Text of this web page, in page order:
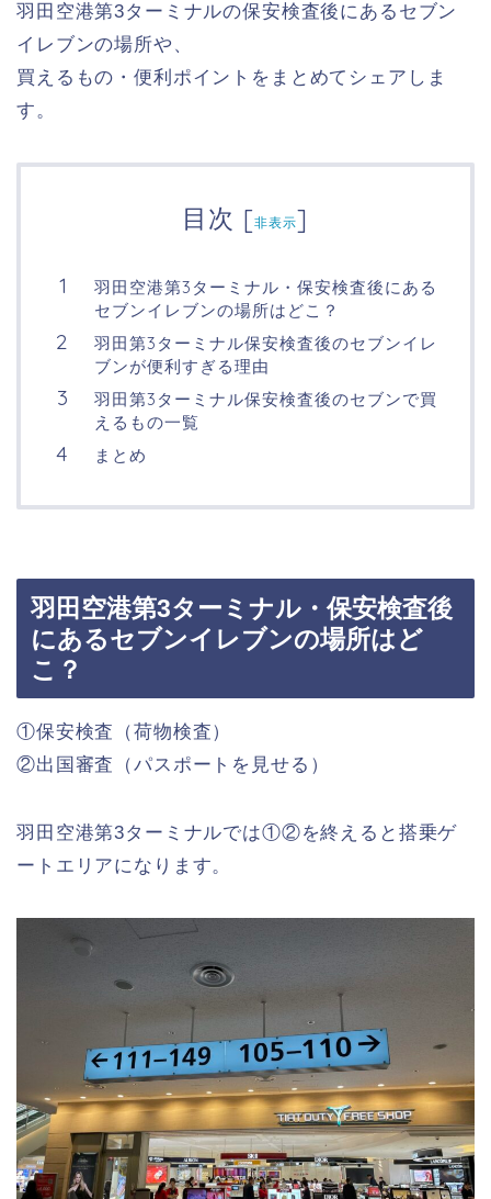
羽田空港第3ターミナルの保安検査後にあるセブン
イレブンの場所や、
買えるもの・便利ポイントをまとめてシェアしま
す。
目次 [非表示]
羽田空港第3ターミナル・保安検査後にある
セブンイレブンの場所はどこ？
羽田第3ターミナル保安検査後のセブンイレ
ブンが便利すぎる理由
羽田第3ターミナル保安検査後のセブンで買
えるもの一覧
まとめ
羽田空港第3ターミナル・保安検査後
にあるセブンイレブンの場所はど
こ？
①保安検査（荷物検査）
②出国審査（パスポートを見せる）
羽田空港第3ターミナルでは①②を終えると搭乗ゲ
ートエリアになります。